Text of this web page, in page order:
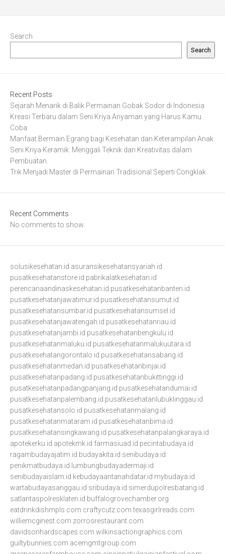
Search
Search
Recent Posts
Sejarah Menarik di Balik Permainan Gobak Sodor di Indonesia
Kreasi Terbaru dalam Seni Kriya Anyaman yang Harus Kamu
Coba
Manfaat Bermain Egrang bagi Kesehatan dan Keterampilan Anak
Seni Kriya Keramik: Menggali Teknik dan Kreativitas dalam
Pembuatan.
Trik Menjadi Master di Permainan Tradisional Seperti Congklak
Recent Comments
No comments to show.
solusikesehatan.id asuransikesehatansyariah.id
pusatkesehatanstore.id pabrikalatkesehatan.id
perencanaandinaskesehatan.id pusatkesehatanbanten.id
pusatkesehatanjawatimur.id pusatkesehatansumut.id
pusatkesehatansumbar.id pusatkesehatansumsel.id
pusatkesehatanjawatengah.id pusatkesehatanriau.id
pusatkesehatanjambi.id pusatkesehatanbengkulu.id
pusatkesehatanmaluku.id pusatkesehatanmalukuutara.id
pusatkesehatangorontalo.id pusatkesehatansabang.id
pusatkesehatanmedan.id pusatkesehatanbinjai.id
pusatkesehatanpadang.id pusatkesehatanbukittinggi.id
pusatkesehatanpadangpanjang.id pusatkesehatandumai.id
pusatkesehatanpalembang.id pusatkesehatanlubuklinggau.id
pusatkesehatansolo.id pusatkesehatanmalang.id
pusatkesehatanmataram.id pusatkesehatanbima.id
pusatkesehatansingkawang.id pusatkesehatanpalangkaraya.id
apotekerku.id apotekmk.id farmasiuad.id pecintabudaya.id
ragambudayajatim.id budayakita.id senibudaya.id
penikmatbudaya.id lumbungbudayadermaji.id
senibudayaislam.id kebudayaantanahdatar.id mybudaya.id
wartabudayasanggau.id sribudaya.id simerdupolresbatang.id
satlantaspolresklaten.id buffalogrovechamber.org
eatdrinkdishmpls.com craftycutz.com texasgirlreads.com
williemcginest.com zorrosrestaurant.com
davidsonhardscapes.com wilkinsactiongraphics.com
guiltybunnies.com acemgmtgroup.com